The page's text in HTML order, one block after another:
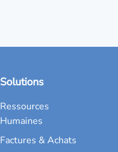
Solutions
Ressources
Humaines
Factures & Achats